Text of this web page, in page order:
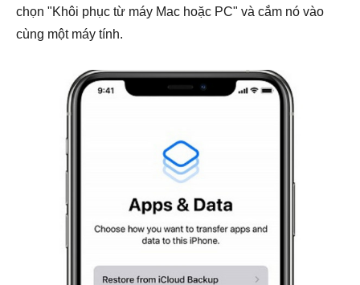
chọn "Khôi phục từ máy Mac hoặc PC" và cắm nó vào
cùng một máy tính.